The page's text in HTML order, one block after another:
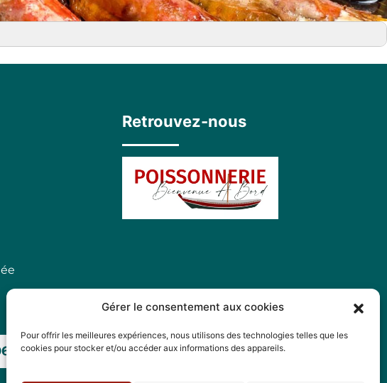
Gérer le consentement aux cookies
Pour offrir les meilleures expériences, nous utilisons des technologies telles que les
cookies pour stocker et/ou accéder aux informations des appareils.
Retrouvez-nous
61 80 87 70